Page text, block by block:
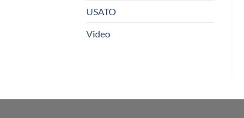
USATO
Video